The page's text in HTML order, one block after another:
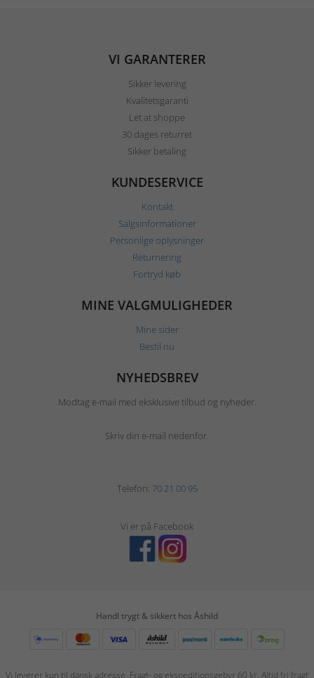
VI GARANTERER
Sikker levering
Kvalitetsgaranti
Let at shoppe
30 dages returret
Sikker betaling
KUNDESERVICE
Kontakt
Salgsinformationer
Personlige oplysninger
Returnering
Fortryd køb
MINE VALGMULIGHEDER
Mine sider
Bestil nu
NYHEDSBREV
Modtag e-mail med eksklusive tilbud og nyheder.
Skriv din e-mail nedenfor.
Telefon: 70 21 00 95
Vi er på Facebook
Handl trygt & sikkert hos Åshild
Vi leverer kun til dansk adresse. Fragt- og ekspeditionsgebyr 60 kr. Altid fri fragt